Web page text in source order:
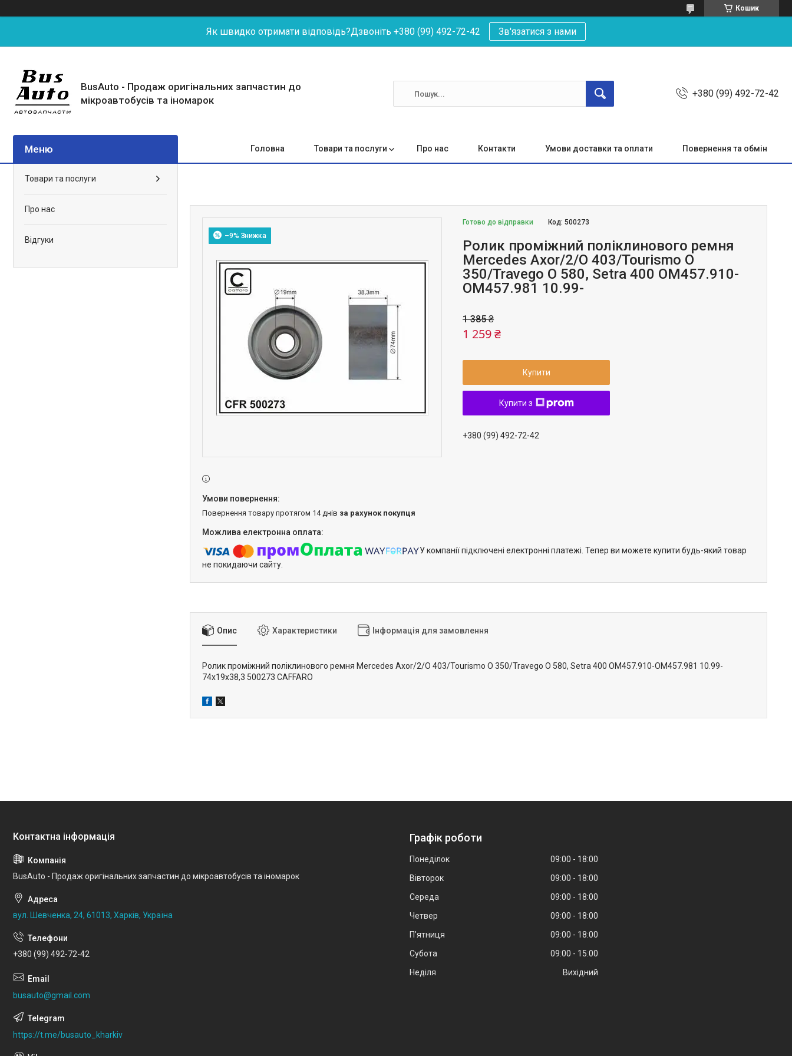
Кошик
Як швидко отримати відповідь?Дзвоніть +380 (99) 492-72-42 Зв'язатися з нами
BusAuto - Продаж оригінальних запчастин до
мікроавтобусів та іномарок
+380 (99) 492-72-42
Головна Товари та послуги Про нас Контакти Умови доставки та оплати Повернення та обмін
–9%
Готово до відправки Код:500273
Ролик проміжний поліклинового ремня
Mercedes Axor/2/O 403/Tourismo O
350/Travego O 580, Setra 400 OM457.910-
OM457.981 10.99-
1 385 ₴
1 259 ₴
Купити
Купити з
+380 (99) 492-72-42
повернення товару протягом 14 днів за рахунок покупця
У компанії підключені електронні платежі. Тепер ви можете купити будь-який товар
не покидаючи сайту.
Опис Характеристики Інформація для замовлення
Ролик проміжний поліклинового ремня Mercedes Axor/2/O 403/Tourismo O 350/Travego O 580, Setra 400 OM457.910-OM457.981 10.99-
74x19x38,3 500273 CAFFARO
Товари та послуги
Про нас
Відгуки
BusAuto - Продаж оригінальних запчастин до мікроавтобусів та іномарок
вул. Шевченка, 24, 61013, Харків, Україна
+380 (99) 492-72-42
busauto@gmail.com
https://t.me/busauto_kharkiv
Графік роботи
Понеділок 09:00
18:00
Вівторок
09:00
18:00
Середа
09:00
18:00
Четвер
09:00
18:00
Пʼятниця
09:00
18:00
Субота
09:00
15:00
Неділя
Вихідний